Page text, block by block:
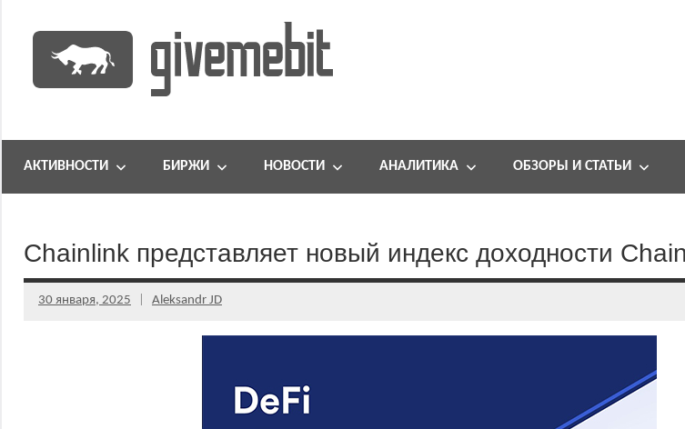
содержимому
GiveMeBit.com
портал
АКТИВНОСТИ БИРЖИ НОВОСТИ АНАЛИТИКА ОБЗОРЫ И СТАТЬИ
Chainlink представляет новый индекс доходности
30 января, 2025 Aleksandr JD